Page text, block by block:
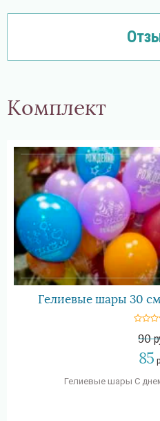
Комплект
Гелиевые шары 30
85
90
Гелиевые шары С